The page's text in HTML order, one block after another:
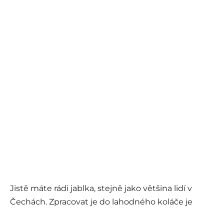
Jistě máte rádi jablka, stejně jako většina lidí v
Čechách. Zpracovat je do lahodného koláče je